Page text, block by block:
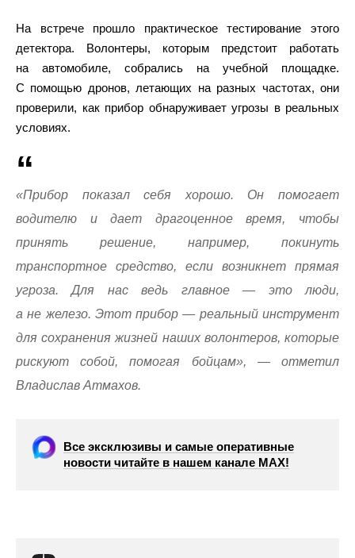
На встрече прошло практическое тестирование этого
детектора. Волонтеры, которым предстоит работать
на автомобиле, собрались на учебной площадке.
С помощью дронов, летающих на разных частотах, они
проверили, как прибор обнаруживает угрозы в реальных
условиях.
«Прибор показал себя хорошо. Он помогает
водителю и дает драгоценное время, чтобы
принять решение, например, покинуть
транспортное средство, если возникнет прямая
угроза. Для нас ведь главное — это люди,
а не железо. Этот прибор — реальный инструмент
для сохранения жизней наших волонтеров, которые
рискуют собой, помогая бойцам», — отметил
Владислав Атмахов.
Все эксклюзивы и самые оперативные
новости читайте в нашем канале МАХ!